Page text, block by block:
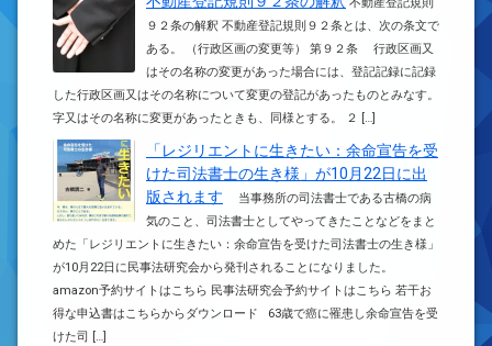
不動産登記規則
９２条の解釈 不動産登記規則９２条とは、次の条文で
ある。 （行政区画の変更等） 第９２条 行政区画又
はその名称の変更があった場合には、登記記録に記録
した行政区画又はその名称について変更の登記があったものとみなす。
字又はその名称に変更があったときも、同様とする。 ２ […]
「レジリエントに生きたい：余命宣告を受
けた司法書士の生き様」が10月22日に出
版されます
当事務所の司法書士である古橋の病
気のこと、司法書士としてやってきたことなどをまと
めた「レジリエントに生きたい：余命宣告を受けた司法書士の生き様」
が10月22日に民事法研究会から発刊されることになりました。
amazon予約サイトはこちら 民事法研究会予約サイトはこちら 若干お
得な申込書はこちらからダウンロード 63歳で癌に罹患し余命宣告を受
けた司 […]